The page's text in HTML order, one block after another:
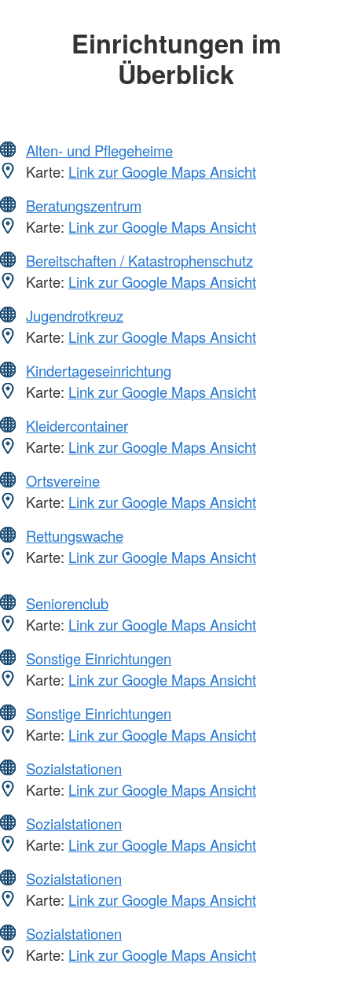
Einrichtungen im
Überblick
Alten- und Pflegeheime
Karte: Link zur Google Maps Ansicht
Beratungszentrum
Karte: Link zur Google Maps Ansicht
Bereitschaften / Katastrophenschutz
Karte: Link zur Google Maps Ansicht
Jugendrotkreuz
Karte: Link zur Google Maps Ansicht
Kindertageseinrichtung
Karte: Link zur Google Maps Ansicht
Kleidercontainer
Karte: Link zur Google Maps Ansicht
Ortsvereine
Karte: Link zur Google Maps Ansicht
Rettungswache
Karte: Link zur Google Maps Ansicht
Seniorenclub
Karte: Link zur Google Maps Ansicht
Sonstige Einrichtungen
Karte: Link zur Google Maps Ansicht
Sonstige Einrichtungen
Karte: Link zur Google Maps Ansicht
Sozialstationen
Karte: Link zur Google Maps Ansicht
Sozialstationen
Karte: Link zur Google Maps Ansicht
Sozialstationen
Karte: Link zur Google Maps Ansicht
Sozialstationen
Karte: Link zur Google Maps Ansicht